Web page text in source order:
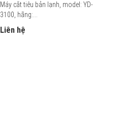
Máy cắt tiêu bản lạnh, model: YD-
3100, hãng:...
Liên hệ